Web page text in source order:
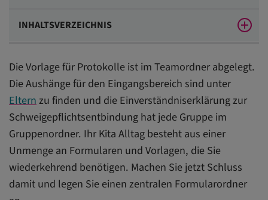
INHALTSVERZEICHNIS
So bereiten Sie den Ordner vor
Legen Sie zielgerichtet im Ordner ab
Wie Sie einsortieren
Musterliste: So können Sie Formulare von A bis Z
ablegen
Fazit
Die Vorlage für Protokolle ist im Teamordner abgelegt.
Die Aushänge für den Eingangsbereich sind unter
Elternzu finden und die Einverständniserklärung zur
Schweigepflichtsentbindung hat jede Gruppe im
Gruppenordner. Ihr Kita Alltag besteht aus einer
Unmenge an Formularen und Vorlagen, die Sie
wiederkehrend benötigen. Machen Sie jetzt Schluss
damit und legen Sie einen zentralen Formularordner